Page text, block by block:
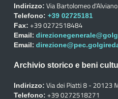
Indirizzo: Via Bartolomeo
Telefono: +39 02725181
Fax: +39 0272518484
Email:
Email:
Archivio storico e beni
Indirizzo: Via dei Piatti 8 - 20123
Telefono: +39 0272518271